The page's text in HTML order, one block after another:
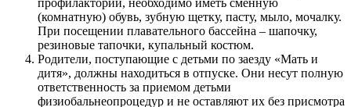
(комнатную) обувь, зубную щетку, пасту, мыло, мочалку.
При посещении плавательного бассейна – шапочку,
резиновые тапочки, купальный костюм.
Родители, поступающие с детьми по заезду «Мать и
дитя», должны находиться в отпуске. Они несут полную
ответственность за приемом детьми
физиобальнеопроцедур и не оставляют их без присмотра